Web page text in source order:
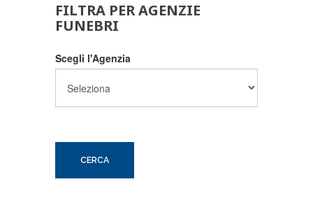
FILTRA PER AGENZIE
FUNEBRI
Scegli l'Agenzia